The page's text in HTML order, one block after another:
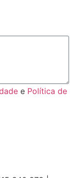
e Política de